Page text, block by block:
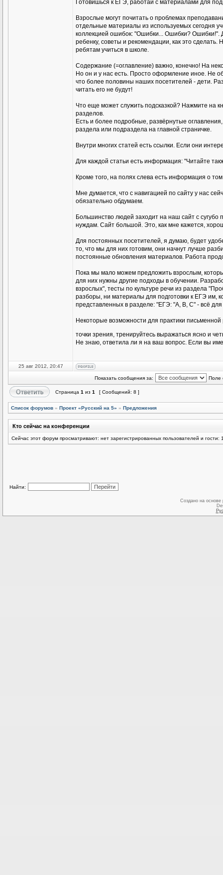
Готовишься к ЕГЭ, работай с материалами для
Взрослые могут почитать о проблемах
отдельные материалы из используемых сегодня
коллекцией ошибок: "Ошибки... Ошибки? Ошибки!".
ребенку, советы и рекомендации, как это
ребятам учиться в школе.
Содержание (=оглавление) важно, конечно! На
Но он и у нас есть. Просто оформление иное. Не
что более половины наших посетителей - дети.
читать его не будут!
Что еще может служить подсказкой? Нажмите на
разделов.
Есть и более подробные, развёрнутые
раздела или подраздела на главной страничке.
Внутри многих статей есть ссылки. Если они
Для каждой статьи есть информация: "Читайте
Кроме того, на полях слева есть информация о
Мне думается, что с навигацией по сайту у нас
обязательно обдумаем.
Большинство людей заходит на наш сайт с
нуждам. Сайт большой. Это, как мне кажется,
Для постоянных посетителей, я думаю, будет
то, что мы для них готовим, они начнут лучше
постоянные обновления материалов. Работа
Пока мы мало можем предложить взрослым,
для них нужны другие подходы в обучении.
взрослых", тесты по культуре речи из раздела
разборы, ни материалы для подготовки к ЕГЭ им,
представленных в разделе: "ЕГЭ: "А, В, С" - всё
Некоторые возможности для практики
точки зрения, тренируйтесь выражаться ясно и
Не знаю, ответила ли я на ваш вопрос. Если вы
25 авг 2012, 20:47
Показать сообщения за: Поле
Страница 1 из 1 [ Сообщений: 8 ]
Список форумов » Проект «Русский на 5» » Предложения
Кто сейчас на конференции
Сейчас этот форум просматривают: нет зарегистрированных пользователей и гости:
Найти:
Создано на основе